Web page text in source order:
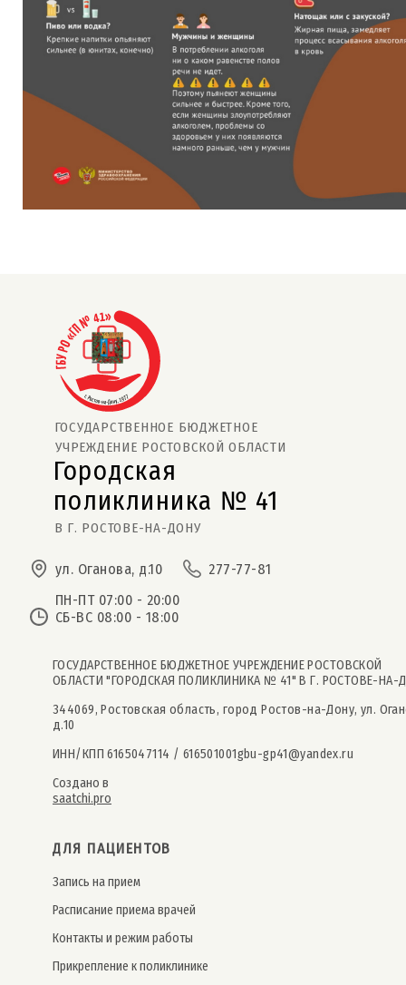
В Г. РОСТОВЕ-НА-ДОНУ
ГОСУДАРСТВЕННОЕ БЮДЖЕТНОЕ
поликлиника № 41
УЧРЕЖДЕНИЕ РОСТОВСКОЙ ОБЛАСТИ
Городская
ул. Оганова, д.10
277-77-81
ПН-ПТ 07:00 - 20:00
СБ-ВС 08:00 - 18:00
ГОСУДАРСТВЕННОЕ БЮДЖЕТНОЕ УЧРЕЖДЕНИЕ РОСТОВСКОЙ
ОБЛАСТИ "ГОРОДСКАЯ ПОЛИКЛИНИКА № 41" В Г. РОСТОВЕ-НА-
344069, Ростовская область, город Ростов-на-Дону, ул.
д.10
ИНН/КПП 6165047114 / 616501001gbu-gp41@yandex.ru
Создано в
saatchi.pro
ДЛЯ ПАЦИЕНТОВ
Запись на прием
Расписание приема врачей
Контакты и режим работы
Прикрепление к поликлинике